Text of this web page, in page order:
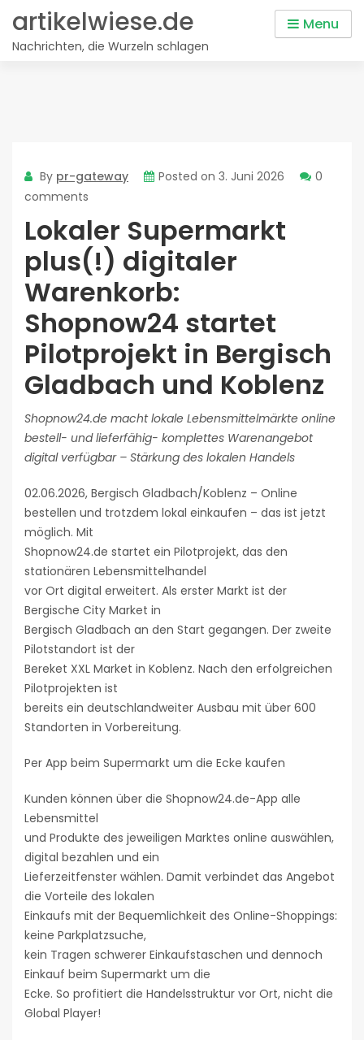
content
artikelwiese.de
Nachrichten, die Wurzeln schlagen
Menu
By pr-gateway Posted on 3. Juni 2026
0
comments
Lokaler Supermarkt
plus(!) digitaler
Warenkorb:
Shopnow24 startet
Pilotprojekt in Bergisch
Gladbach und Koblenz
Shopnow24.de macht lokale Lebensmittelmärkte online
bestell- und lieferfähig- komplettes Warenangebot
digital verfügbar – Stärkung des lokalen Handels
02.06.2026, Bergisch Gladbach/Koblenz – Online
bestellen und trotzdem lokal einkaufen – das ist jetzt
möglich. Mit
Shopnow24.de startet ein Pilotprojekt, das den
stationären Lebensmittelhandel
vor Ort digital erweitert. Als erster Markt ist der
Bergische City Market in
Bergisch Gladbach an den Start gegangen. Der zweite
Pilotstandort ist der
Bereket XXL Market in Koblenz. Nach den erfolgreichen
Pilotprojekten ist
bereits ein deutschlandweiter Ausbau mit über 600
Standorten in Vorbereitung.
Per App beim Supermarkt um die Ecke kaufen
Kunden können über die Shopnow24.de-App alle
Lebensmittel
und Produkte des jeweiligen Marktes online auswählen,
digital bezahlen und ein
Lieferzeitfenster wählen. Damit verbindet das Angebot
die Vorteile des lokalen
Einkaufs mit der Bequemlichkeit des Online-Shoppings:
keine Parkplatzsuche,
kein Tragen schwerer Einkaufstaschen und dennoch
Einkauf beim Supermarkt um die
Ecke. So profitiert die Handelsstruktur vor Ort, nicht die
Global Player!